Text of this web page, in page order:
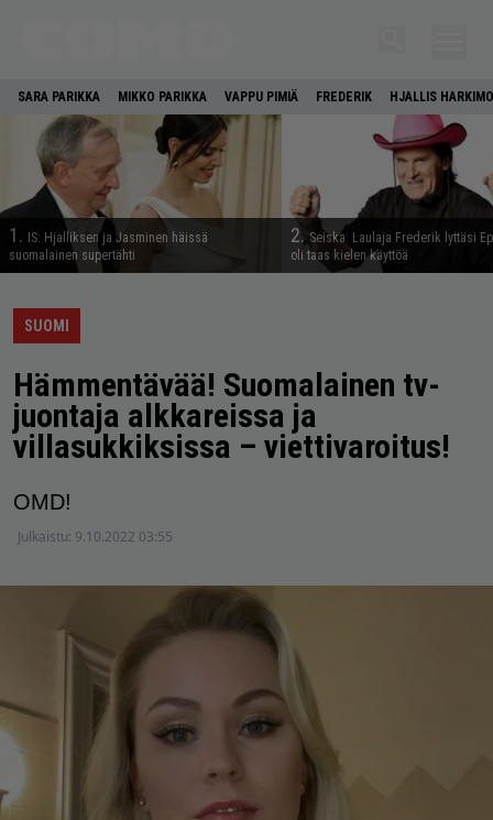
SARA PARIKKA MIKKO PARIKKA VAPPU PIMIÄ FREDERIK HJALLIS HARKIMO
1.
IS: Hjalliksen ja Jasminen häissä
suomalainen supertähti
2. Seiska: Laulaja Frederik lyttäsi
oli taas kielen käyttöä
SUOMI
Hämmentävää! Suomalainen tv-
juontaja alkkareissa ja
villasukkiksissa – viettivaroitus!
OMD!
Julkaistu: 9.10.2022 03:55